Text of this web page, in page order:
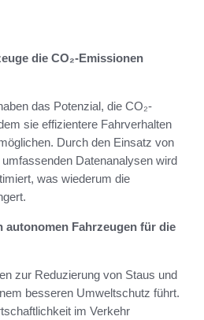
die CO₂-Emissionen
das Potenzial, die CO₂-
sie effizientere Fahrverhalten
Durch den Einsatz von
Datenanalysen wird
was wiederum die
autonomen Fahrzeugen für die
zur Reduzierung von Staus und
besseren Umweltschutz führt.
im Verkehr